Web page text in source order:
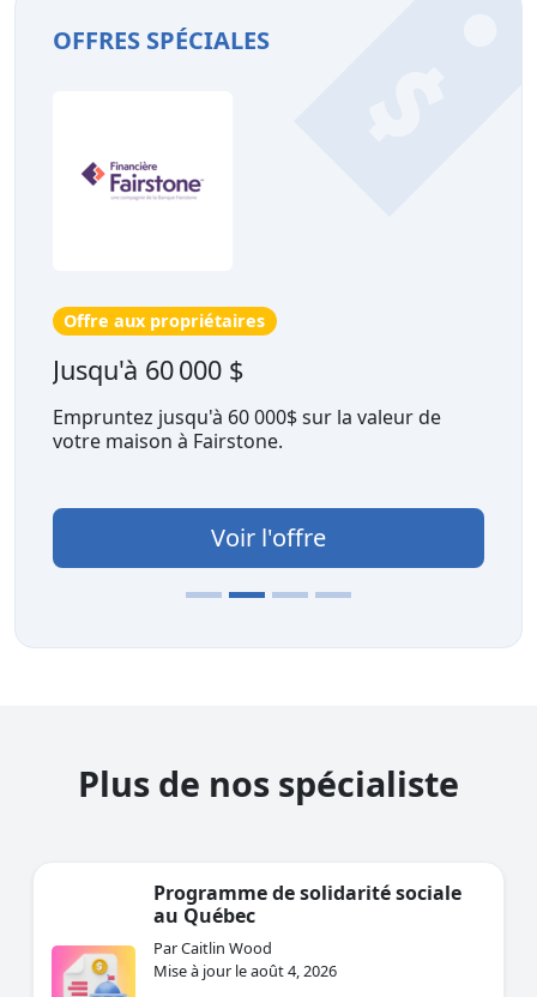
OFFRES SPÉCIALES
Offre aux propriétaires
Jusqu'à 60 000 $
Empruntez jusqu'à 60 000$ sur la valeur de
votre maison à Fairstone.
Voir l'offre
Plus de nos spécialiste
Programme de solidarité sociale
au Québec
Par Caitlin Wood
Mise à jour le août 4, 2026